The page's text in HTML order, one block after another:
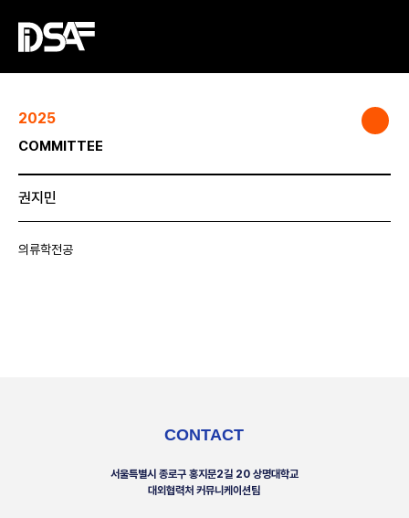
2025
COMMITTEE
권지민
의류학전공
CONTACT
서울특별시 종로구 홍지문2길 20 상명대학교
대외협력처 커뮤니케이션팀